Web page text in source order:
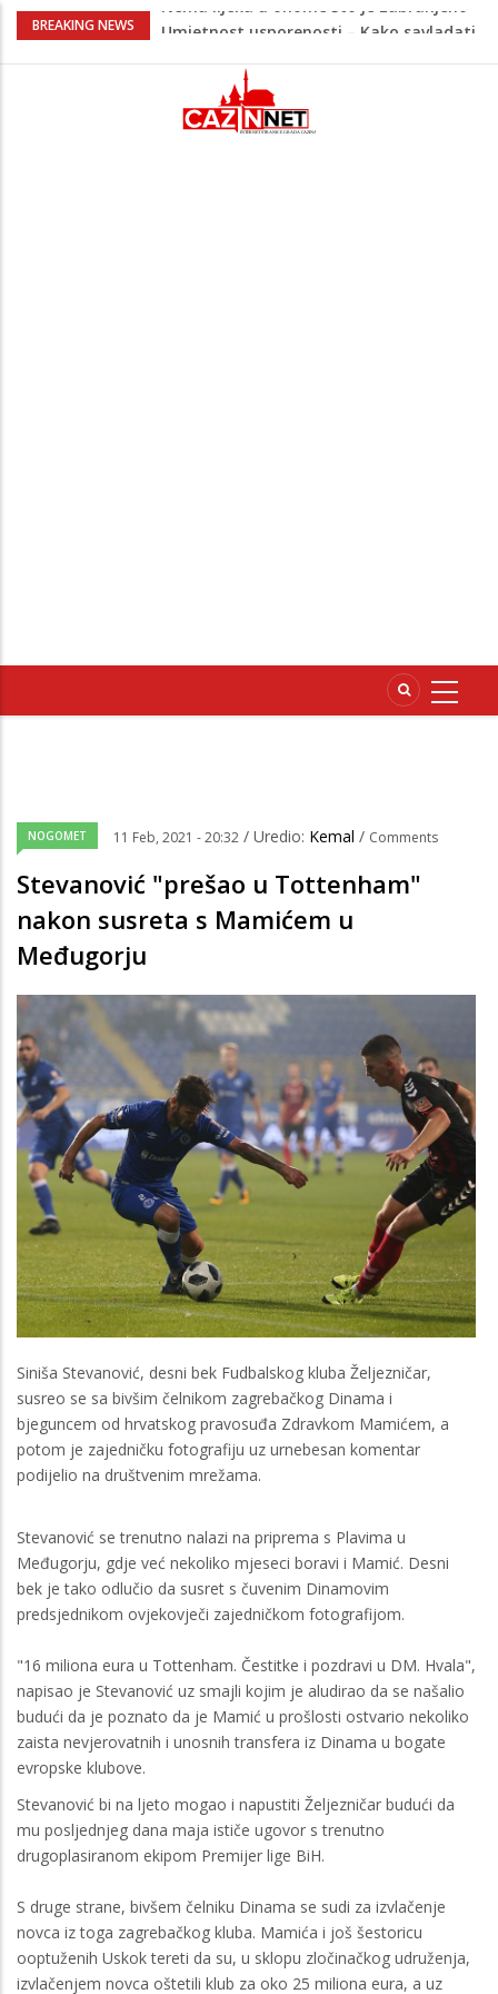
BREAKING NEWS
Umjetnost usporenosti – Kako savladati
Maloljetnik u policijskoj stanici napao
policajca i oštetio vrata
Razmišljate koji automobil kupiti? Nova
NOGOMET 11 Feb, 2021 - 20:32 / Uredio: Kemal / Comments
Stevanović "prešao u Tottenham"
nakon susreta s Mamićem u
Međugorju
Siniša Stevanović, desni bek Fudbalskog kluba Željezničar,
susreo se sa bivšim čelnikom zagrebačkog Dinama i
bjeguncem od hrvatskog pravosuđa Zdravkom Mamićem, a
potom je zajedničku fotografiju uz urnebesan komentar
podijelio na društvenim mrežama.
Stevanović se trenutno nalazi na priprema s Plavima u
Međugorju, gdje već nekoliko mjeseci boravi i Mamić. Desni
bek je tako odlučio da susret s čuvenim Dinamovim
predsjednikom ovjekovječi zajedničkom fotografijom.
"16 miliona eura u Tottenham. Čestitke i pozdravi u DM. Hvala",
napisao je Stevanović uz smajli kojim je aludirao da se našalio
budući da je poznato da je Mamić u prošlosti ostvario nekoliko
zaista nevjerovatnih i unosnih transfera iz Dinama u bogate
evropske klubove.
Stevanović bi na ljeto mogao i napustiti Željezničar budući da
mu posljednjeg dana maja ističe ugovor s trenutno
drugoplasiranom ekipom Premijer lige BiH.
S druge strane, bivšem čelniku Dinama se sudi za izvlačenje
novca iz toga zagrebačkog kluba. Mamića i još šestoricu
ooptuženih Uskok tereti da su, u sklopu zločinačkog udruženja,
izvlačenjem novca oštetili klub za oko 25 miliona eura, a uz